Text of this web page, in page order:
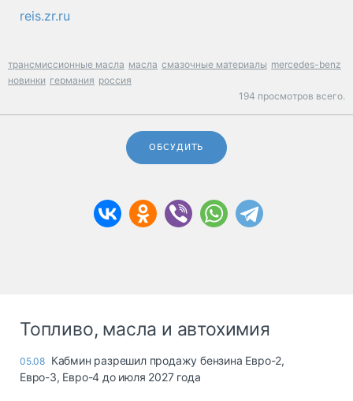
reis.zr.ru
трансмиссионные масла масла смазочные материалы mercedes-benz
новинки германия россия
194 просмотров всего.
ОБСУДИТЬ
Топливо, масла и автохимия
05.08 Кабмин разрешил продажу бензина Евро-2,
Евро-3, Евро-4 до июля 2027 года